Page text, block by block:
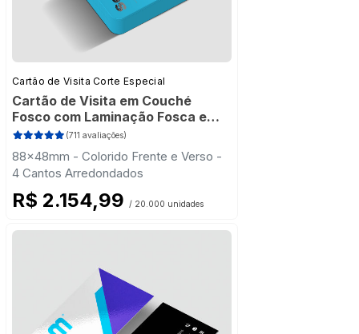
Cartão de Visita Corte Especial
Cartão de Visita em Couché
Fosco com Laminação Fosca e
Verniz Localizado
(711 avaliações)
88x48mm - Colorido Frente e Verso -
4 Cantos Arredondados
R$ 2.154,99 / 20.000 unidades